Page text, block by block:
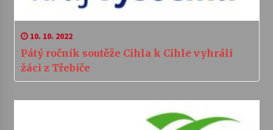
10. 10. 2022
Pátý ročník soutěže Cihla k Cihle vyhráli
žáci z Třebíče